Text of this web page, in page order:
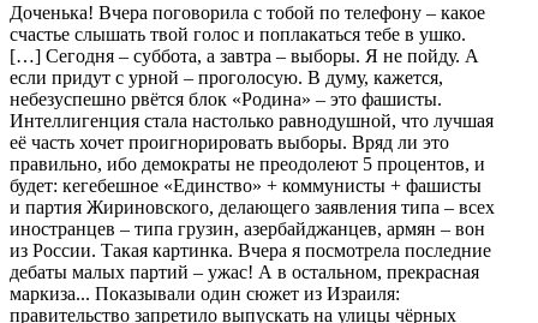
Доченька! Вчера поговорила с тобой по телефону – какое
счастье слышать твой голос и поплакаться тебе в ушко.
[…] Сегодня – суббота, а завтра – выборы. Я не пойду. А
если придут с урной – проголосую. В думу, кажется,
небезуспешно рвётся блок «Родина» – это фашисты.
Интеллигенция стала настолько равнодушной, что лучшая
её часть хочет проигнорировать выборы. Вряд ли это
правильно, ибо демократы не преодолеют 5 процентов, и
будет: кегебешное «Единство» + коммунисты + фашисты
и партия Жириновского, делающего заявления типа – всех
иностранцев – типа грузин, азербайджанцев, армян – вон
из России. Такая картинка. Вчера я посмотрела последние
дебаты малых партий – ужас! А в остальном, прекрасная
маркиза... Показывали один сюжет из Израиля:
правительство запретило выпускать на улицы чёрных